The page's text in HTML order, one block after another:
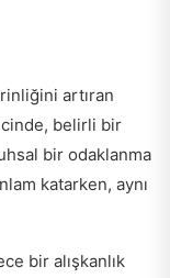
artıran
belirli bir
bir odaklanma
katarken, aynı
bir alışkanlık